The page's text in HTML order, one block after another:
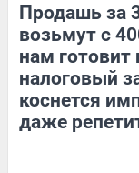
Продашь за
возьмут с
нам готовит
налоговый
коснется
даже